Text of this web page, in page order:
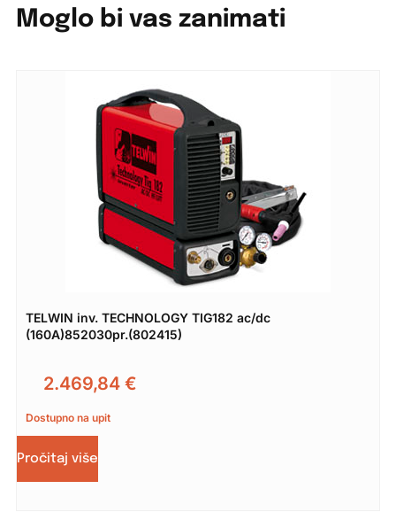
Moglo bi vas zanimati
TELWIN inv. TECHNOLOGY TIG182 ac/dc
(160A)852030pr.(802415)
2.469,84 €
Dostupno na upit
Pročitaj više